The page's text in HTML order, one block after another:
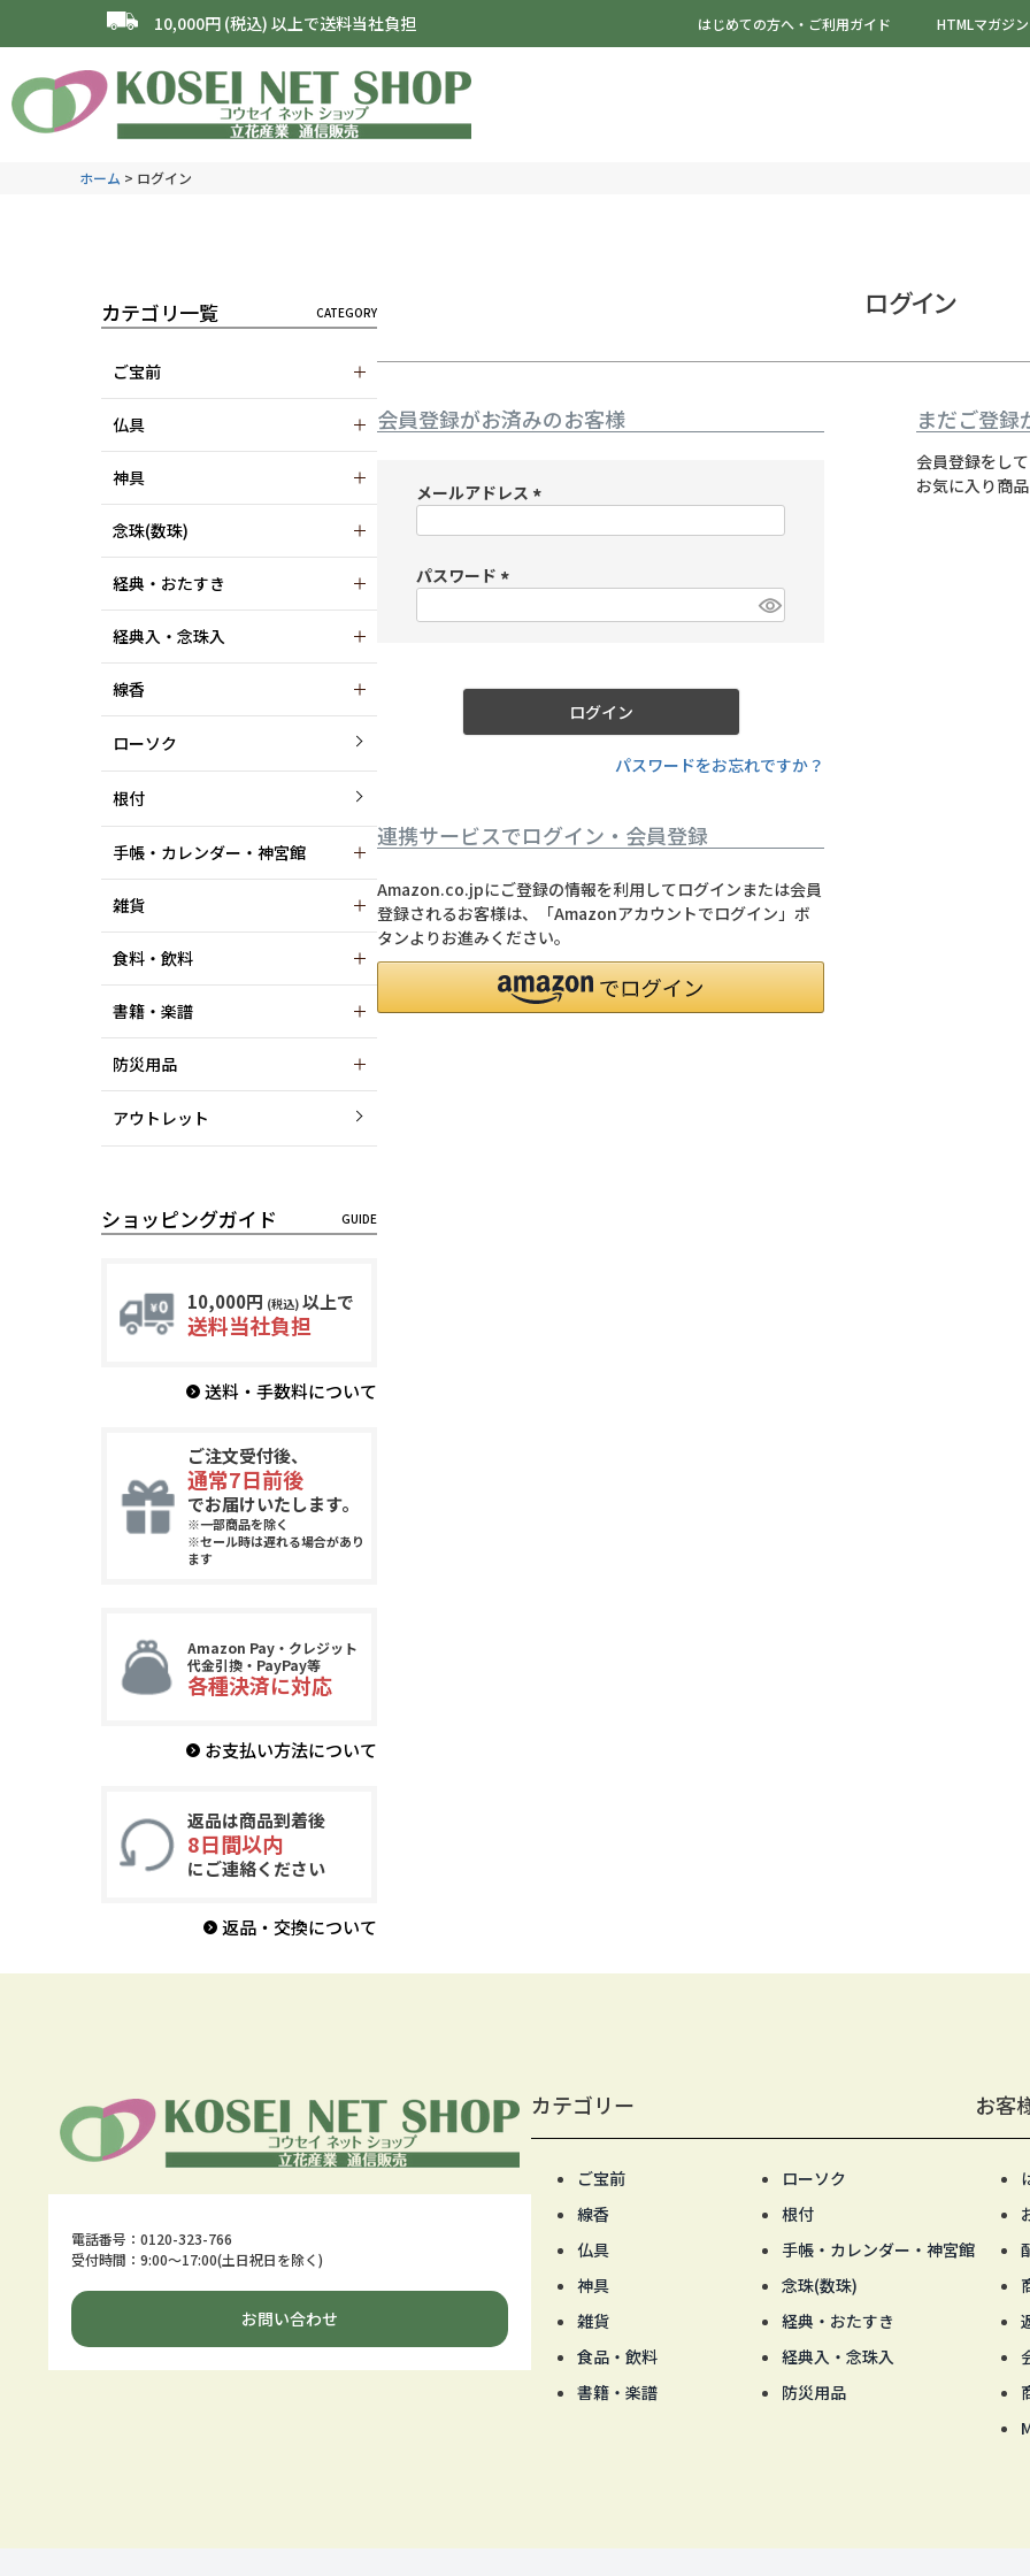
10,000円 (税込) 以上で送料当社負担 はじめての方へ・ご利用ガイド HTMLマガジン
ホーム ログイン
カテゴリ一覧
ご宝前
仏具
神具
念珠(数珠)
経典・おたすき
経典入・念珠入
線香
ローソク
根付
手帳・カレンダー・神宮館
雑貨
食料・飲料
書籍・楽譜
防災用品
アウトレット
ショッピングガイド
10,000円 (税込) 以上で
送料当社負担
送料・手数料について
ご注文受付後、
通常7日前後
でお届けいたします。
※一部商品を除く
※セール時は遅れる場合があり
ます
Amazon Pay・クレジット
代金引換・PayPay等
各種決済に対応
お支払い方法について
返品は商品到着後
8日間以内
にご連絡ください
返品・交換について
ログイン
会員登録がお済みのお客様
メールアドレス
)
パスワード
ログイン
パスワードをお忘れですか？
連携サービスでログイン・会員登録
Amazon.co.jpにご登録の情報を利用してログインまたは会員
登録されるお客様は、「Amazonアカウントでログイン」ボ
タンよりお進みください。
まだご登録
会員登録をし
お気に入り商
電話番号：0120-323-766
受付時間：9:00～17:00(土日祝日を除く)
お問い合わせ
カテゴリー
ご宝前
ローソク
線香
根付
仏具
手帳・カレンダー・神宮館
神具
念珠(数珠)
雑貨
経典・おたすき
食品・飲料
経典入・念珠入
書籍・楽譜
防災用品
お客